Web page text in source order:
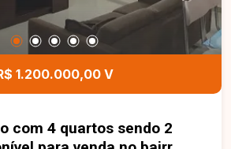
oportunidade no Jardim
pronto para morar, que reúne
e uma completa área de
regiões mais valorizadas de
1.200.000,00 V
com 4 quartos sendo 2